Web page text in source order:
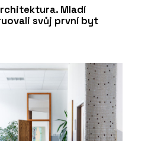
Mladí
svůj první byt